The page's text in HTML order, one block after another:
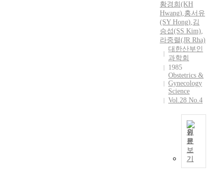
황경희(KH
Hwang),홍서유
(SY Hong),김
승섭(SS Kim),
라중렬(JR Rha)
대한산부인
과학회
1985
Obstetrics &
Gynecology
Science
Vol.28 No.4
원
문
보
기